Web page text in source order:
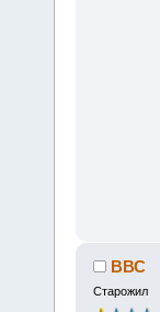
ВВС
Старожил